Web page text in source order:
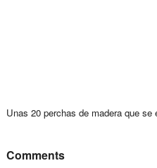
Unas 20 perchas de madera que
Comments